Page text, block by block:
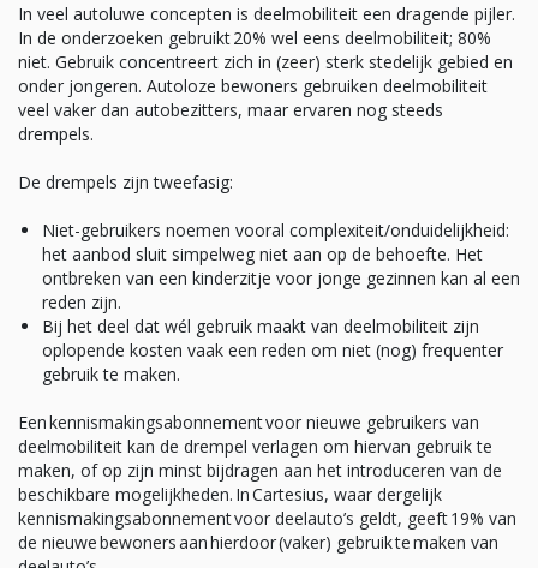
In veel autoluwe concepten is deelmobiliteit een dragende pijler.
In de onderzoeken gebruikt 20% wel eens deelmobiliteit; 80%
niet. Gebruik concentreert zich in (zeer) sterk stedelijk gebied en
onder jongeren. Autoloze bewoners gebruiken deelmobiliteit
veel vaker dan autobezitters, maar ervaren nog steeds
drempels.
De drempels zijn tweefasig:
Niet-gebruikers noemen vooral complexiteit/onduidelijkheid:
het aanbod sluit simpelweg niet aan op de behoefte. Het
ontbreken van een kinderzitje voor jonge gezinnen kan al een
reden zijn.
Bij het deel dat wél gebruik maakt van deelmobiliteit zijn
oplopende kosten vaak een reden om niet (nog) frequenter
gebruik te maken.
Een kennismakingsabonnement voor nieuwe gebruikers van
deelmobiliteit kan de drempel verlagen om hiervan gebruik te
maken, of op zijn minst bijdragen aan het introduceren van de
beschikbare mogelijkheden. In Cartesius, waar dergelijk
kennismakingsabonnement voor deelauto’s geldt, geeft 19% van
de nieuwe bewoners aan hierdoor (vaker) gebruik te maken van